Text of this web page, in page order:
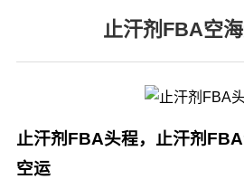
止汗剂FBA空
止汗剂FBA头程，止汗剂
空运